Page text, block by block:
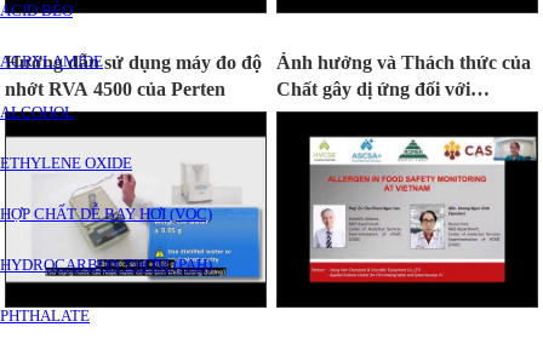
ACID BÉO
ACRYLAMIDE
ALCOHOL
ETHYLENE OXIDE
HỢP CHẤT DỄ BAY HƠI (VOC)
HYDROCARBON THƠM (PAH)
PHTHALATE
Hướng dẫn sử dụng máy đo độ
nhớt RVA 4500 của Perten
Ảnh hưởng và Thách thức của
Chất gây dị ứng đối với
ATVSTP ở Việt Nam